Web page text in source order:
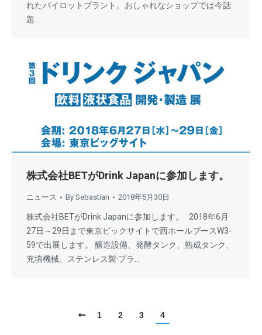
れたパイロットプラント。おしゃれなショップでは今話
題…
株式会社BETがDrink Japanに参加します。
ニュース By Sebastian 2018年5月30日
株式会社BETがDrink Japanに参加します。 2018年6月
27日～29日まで東京ビックサイトで西ホールブースW3-
59で出展します。 醸造設備、発酵タンク、熟成タンク、
充填機械、ステンレス製·プラ…
1 2 3 4